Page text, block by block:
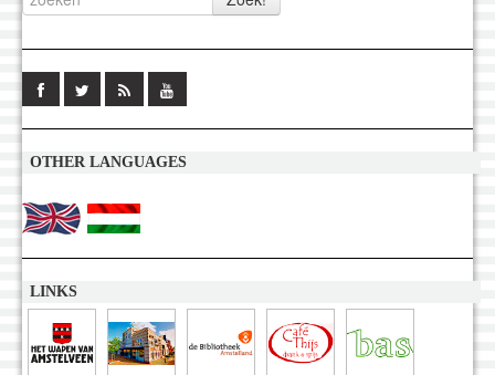
OTHER LANGUAGES
LINKS